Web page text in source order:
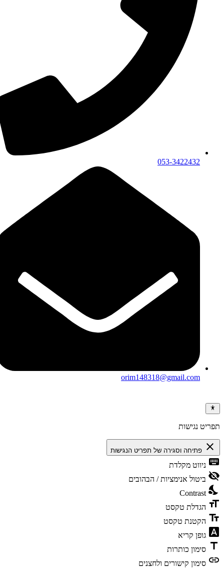
053-3422432
orim148318@gmail.com
נגישות
close פתיחה וסגירה של תפריט הנגישות
ניווט מקלדת
ביטול אנימציות / הבהובים
Contrast
הגדלת טקסט
הקטנת טקסט
גופן קריא
סימון כותרות
סימון קישורים ולחצנים